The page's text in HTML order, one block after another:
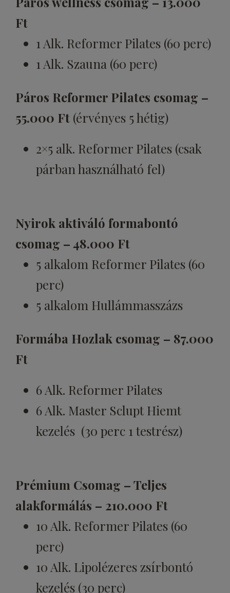
Ft
1 Alk. Reformer Pilates (60 perc)
1 Alk. Szauna (60 perc)
Páros Reformer Pilates csomag –
55.000 Ft (érvényes 5 hétig)
2×5 alk. Reformer Pilates (csak
párban használható fel)
Nyirok aktiváló formabontó
csomag – 48.000 Ft
5 alkalom Reformer Pilates (60
perc)
5 alkalom Hullámmasszázs
Formába Hozlak csomag – 87.000
Ft
6 Alk. Reformer Pilates
6 Alk. Master Sclupt Hiemt
kezelés (30 perc 1 testrész)
Prémium Csomag – Teljes
alakformálás – 210.000 Ft
10 Alk. Reformer Pilates (60
perc)
10 Alk. Lipolézeres zsírbontó
kezelés (30 perc)